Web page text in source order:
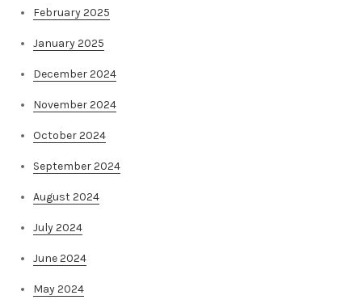
February 2025
January 2025
December 2024
November 2024
October 2024
September 2024
August 2024
July 2024
June 2024
May 2024